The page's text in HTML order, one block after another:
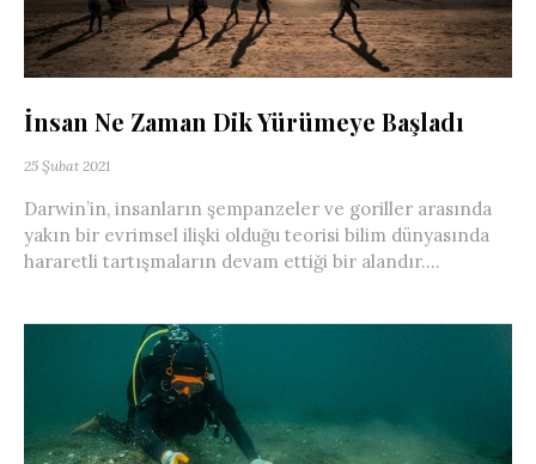
İnsan Ne Zaman Dik Yürümeye Başladı
25 Şubat 2021
Darwin’in, insanların şempanzeler ve goriller arasında
yakın bir evrimsel ilişki olduğu teorisi bilim dünyasında
hararetli tartışmaların devam ettiği bir alandır....